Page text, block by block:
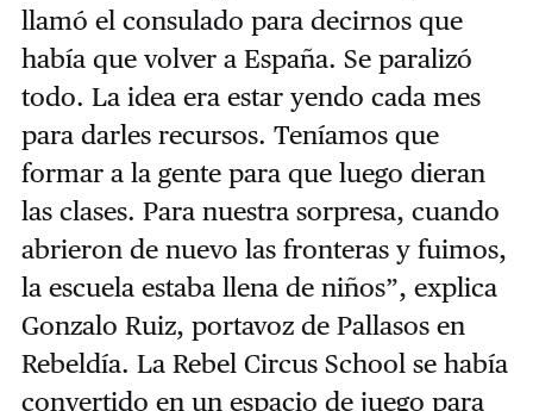
llamó el consulado para decirnos que
había que volver a España. Se paralizó
todo. La idea era estar yendo cada mes
para darles recursos. Teníamos que
formar a la gente para que luego dieran
las clases. Para nuestra sorpresa, cuando
abrieron de nuevo las fronteras y fuimos,
la escuela estaba llena de niños”, explica
Gonzalo Ruiz, portavoz de Pallasos en
Rebeldía. La Rebel Circus School se había
convertido en un espacio de juego para